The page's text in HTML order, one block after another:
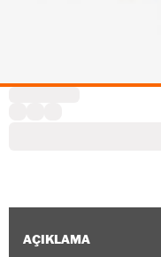
AÇIKLAMA